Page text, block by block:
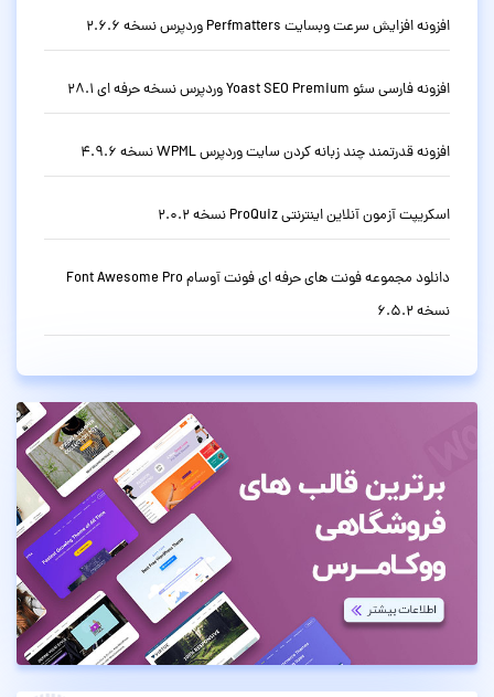
افزونه افزایش سرعت وبسایت Perfmatters وردپرس نسخه 2.6.6
افزونه فارسی سئو Yoast SEO Premium وردپرس نسخه حرفه ای 28.1
افزونه قدرتمند چند زبانه کردن سایت وردپرس WPML نسخه 4.9.6
اسکریپت آزمون آنلاین اینترنتی ProQuiz نسخه 2.0.2
دانلود مجموعه فونت های حرفه ای فونت آوسام Font Awesome Pro
نسخه 6.5.2